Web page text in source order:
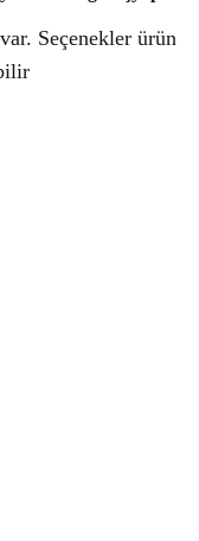
Seçenekler ürün